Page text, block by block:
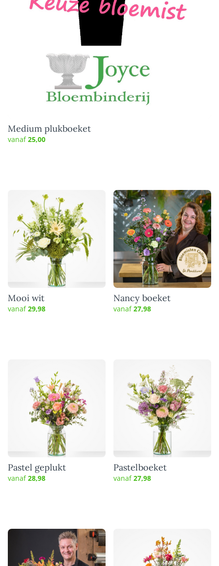
Medium plukboeket
vanaf25,00
Mooi wit
vanaf29,98
Nancy boeket
vanaf27,98
Pastel geplukt
vanaf28,98
Pastelboeket
vanaf27,98